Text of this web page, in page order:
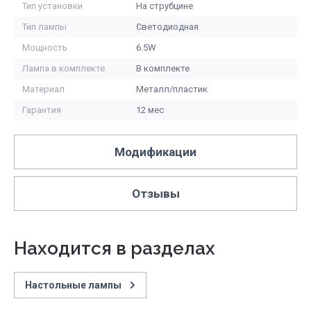
Тип установки
На струбцине
Тип лампы
Светодиодная
Мощность
6.5W
Лампа в комплекте
В комплекте
Материал
Металл/пластик
Гарантия
12 мес
Модификации
Отзывы
Находится в разделах
Настольные лампы